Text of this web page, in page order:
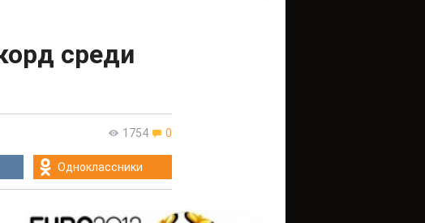
среди
1754 0
Одноклассники